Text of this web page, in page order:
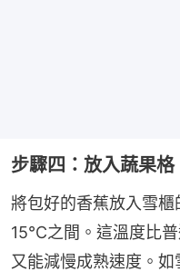
步驟四：放入蔬果格
將包好的香蕉放入雪櫃
15°C之間。這溫度比
又能減慢成熟速度。